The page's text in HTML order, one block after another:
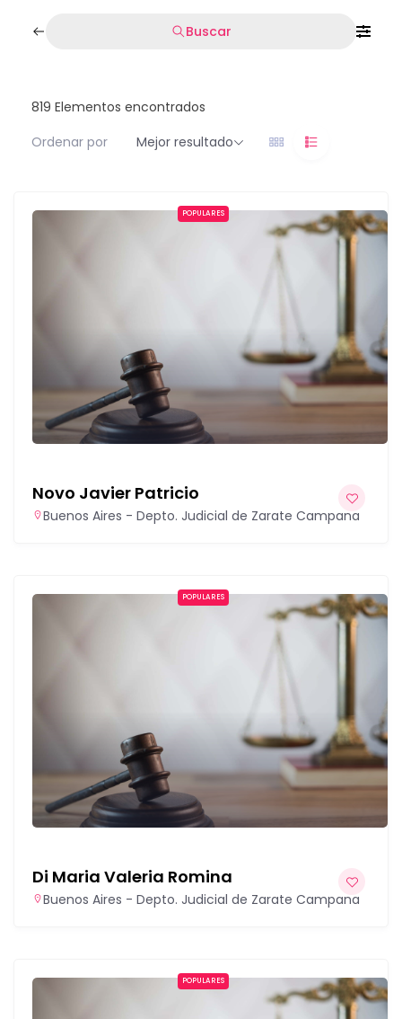
Buscar
819 Elementos encontrados
Ordenar por
Mejor resultado
POPULARES
Novo Javier Patricio
Buenos Aires - Depto. Judicial de Zarate Campana
POPULARES
Di Maria Valeria Romina
Buenos Aires - Depto. Judicial de Zarate Campana
POPULARES